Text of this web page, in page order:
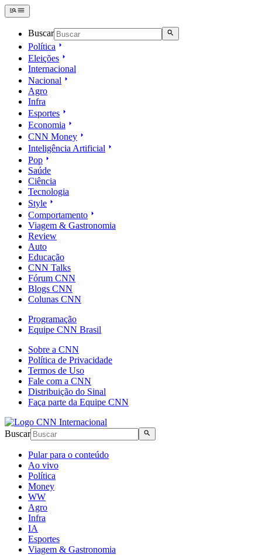
Buscar
Política
Eleições
Internacional
Nacional
Agro
Infra
Esportes
Economia
CNN Money
Inteligência Artificial
Pop
Saúde
Ciência
Tecnologia
Style
Comportamento
Viagem & Gastronomia
Review
Auto
Educação
CNN Talks
Fórum CNN
Blogs CNN
Colunas CNN
Programação
Equipe CNN Brasil
Sobre a CNN
Política de Privacidade
Termos de Uso
Fale com a CNN
Distribuição do Sinal
Faça parte da Equipe CNN
Buscar
Pular para o conteúdo
Ao vivo
Política
Money
WW
Agro
Infra
IA
Esportes
Viagem & Gastronomia